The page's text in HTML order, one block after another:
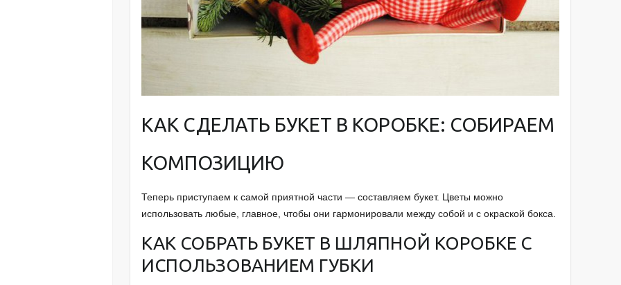
КАК СДЕЛАТЬ БУКЕТ В КОРОБКЕ: СОБИРАЕМ
КОМПОЗИЦИЮ
Теперь приступаем к самой приятной части — составляем букет. Цветы можно
использовать любые, главное, чтобы они гармонировали между собой и с окраской бокса.
КАК СОБРАТЬ БУКЕТ В ШЛЯПНОЙ КОРОБКЕ С
ИСПОЛЬЗОВАНИЕМ ГУБКИ